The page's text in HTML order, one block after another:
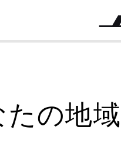
たの地